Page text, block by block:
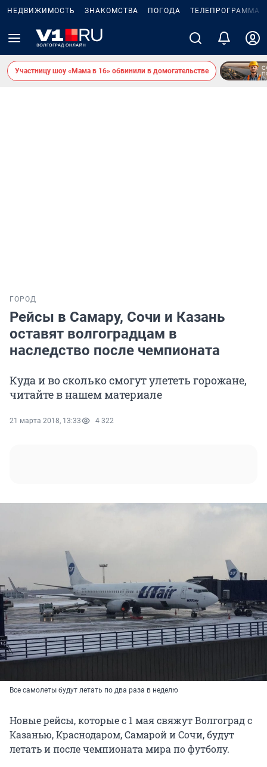
НЕДВИЖИМОСТЬ ЗНАКОМСТВА ПОГОДА ТЕЛЕПРОГРАММА
Участницу шоу «Мама в 16» обвинили в домогательстве
ГОРОД
Рейсы в Самару, Сочи и Казань
оставят волгоградцам в
наследство после чемпионата
Куда и во сколько смогут улететь горожане,
читайте в нашем материале
21 марта 2018, 13:33 4 322
Все самолеты будут летать по два раза в неделю
Новые рейсы, которые с 1 мая свяжут Волгоград с
Казанью, Краснодаром, Самарой и Сочи, будут
летать и после чемпионата мира по футболу.